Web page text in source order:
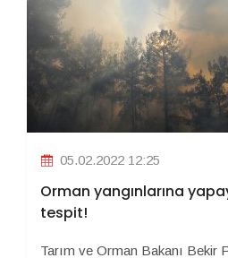
05.02.2022 12:25
Orman yangınlarına
tespit!
Tarım ve Orman Bakanı Bekir